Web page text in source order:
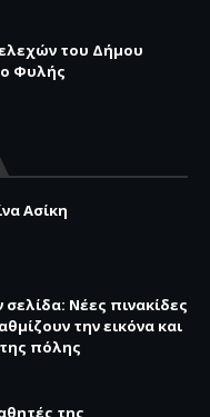
του Δήμου
Φυλής
Ασίκη
Νέες πινακίδες
την εικόνα και
πόλης
της